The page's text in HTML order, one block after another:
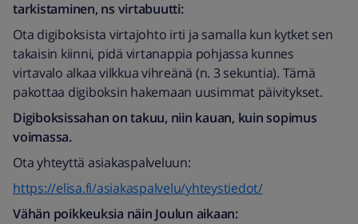
tarkistaminen, ns virtabuutti:
Ota digiboksista virtajohto irti ja samalla kun kytket sen
takaisin kiinni, pidä virtanappia pohjassa kunnes
virtavalo alkaa vilkkua vihreänä (n. 3 sekuntia). Tämä
pakottaa digiboksin hakemaan uusimmat päivitykset.
Digiboksissahan on takuu, niin kauan, kuin sopimus
voimassa.
Ota yhteyttä asiakaspalveluun:
https://elisa.fi/asiakaspalvelu/yhteystiedot/
Vähän poikkeuksia näin Joulun aikaan: